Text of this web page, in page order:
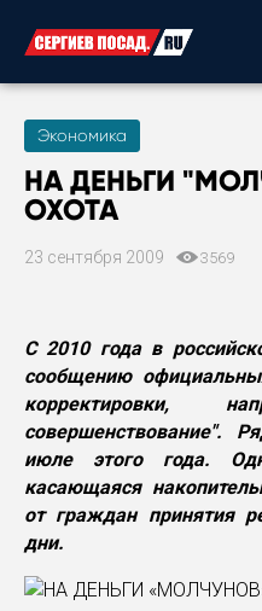
Экономика
НА ДЕНЬГИ
ОХОТА
23 сентября 2009 3569
С 2010 года в
сообщению
корректировки,
совершенствование".
июле этого года.
касающаяся
от граждан принятия
дни.